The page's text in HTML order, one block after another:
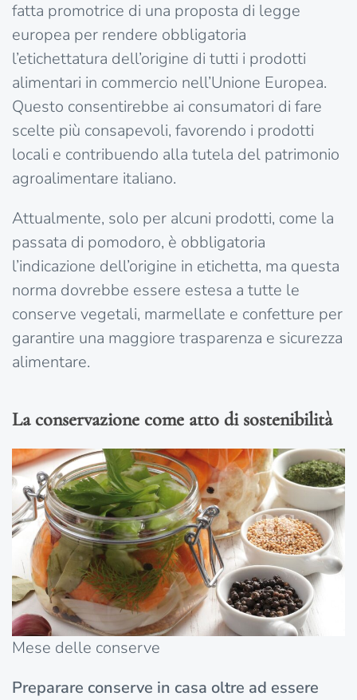
fatta promotrice di una proposta di legge
europea per rendere obbligatoria
l’etichettatura dell’origine di tutti i prodotti
alimentari in commercio nell’Unione Europea.
Questo consentirebbe ai consumatori di fare
scelte più consapevoli, favorendo i prodotti
locali e contribuendo alla tutela del patrimonio
agroalimentare italiano.
Attualmente, solo per alcuni prodotti, come la
passata di pomodoro, è obbligatoria
l’indicazione dell’origine in etichetta, ma questa
norma dovrebbe essere estesa a tutte le
conserve vegetali, marmellate e confetture per
garantire una maggiore trasparenza e sicurezza
alimentare.
La conservazione come atto di sostenibilità
Mese delle conserve
Preparare conserve in casa oltre ad essere